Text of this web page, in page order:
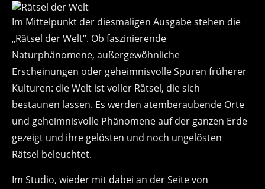
Im Mittelpunkt der diesmaligen Ausgabe stehen die
„Rätsel der Welt“. Ob faszinierende
Naturphänomene, außergewöhnliche
Erscheinungen oder geheimnisvolle Spuren früherer
Kulturen: die Welt ist voller Rätsel, die sich
bestaunen lassen. Es werden atemberaubende Orte
und geheimnisvolle Phänomene auf der ganzen Erde
gezeigt und ihre gelösten und noch ungelösten
Rätsel beleuchtet.
Im Studio, wieder mit dabei an der Seite von